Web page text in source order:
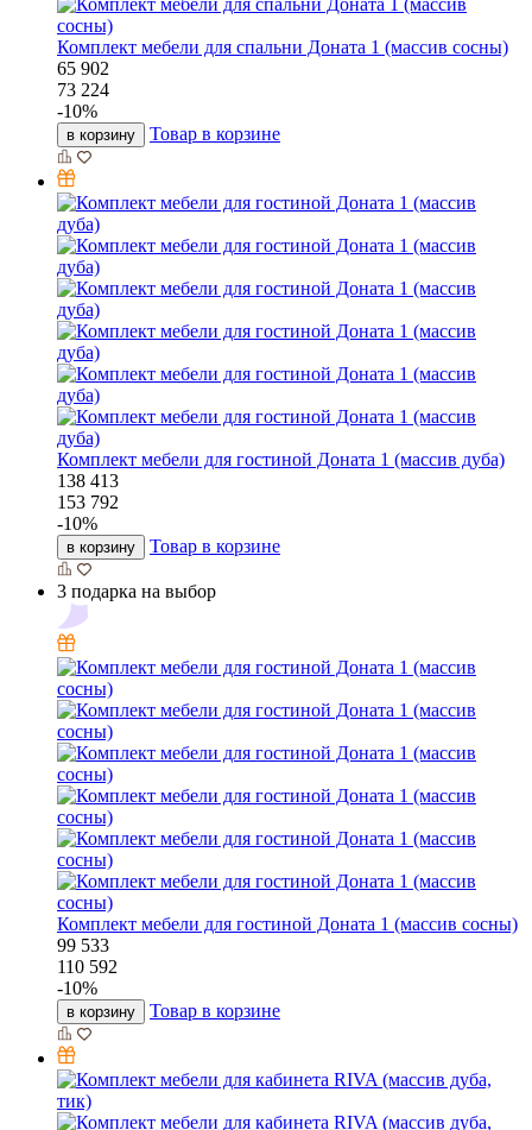
Комплект мебели для спальни Доната 1 (массив сосны)
65 902
73 224
-10%
в корзину Товар в корзине
Комплект мебели для гостиной Доната 1 (массив дуба)
138 413
153 792
-10%
в корзину Товар в корзине
3 подарка на выбор
Комплект мебели для гостиной Доната 1 (массив сосны)
99 533
110 592
-10%
в корзину Товар в корзине